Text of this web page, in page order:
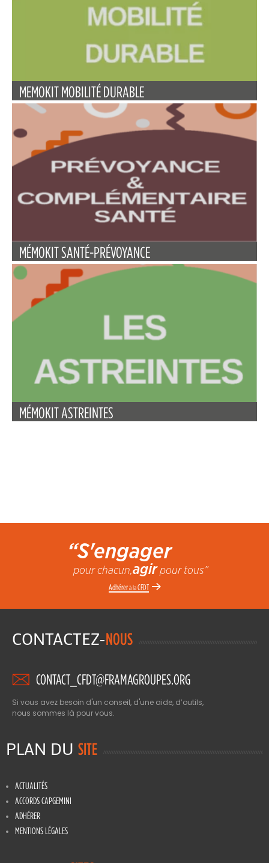
MEMOKIT MOBILITÉ DURABLE
MÉMOKIT SANTÉ-PRÉVOYANCE
MÉMOKIT ASTREINTES
“S'engager
pour chacun,agirpour tous”
Adhérerà laCFDT
CONTACTEZ-NOUS
CONTACT_CFDT@FRAMAGROUPES.ORG
Si vous avez besoin d'un conseil, d'une aide, d’outils,
nous sommes là pour vous.
PLAN DU SITE
ACTUALITÉS
ACCORDS CAPGEMINI
ADHÉRER
MENTIONS LÉGALES